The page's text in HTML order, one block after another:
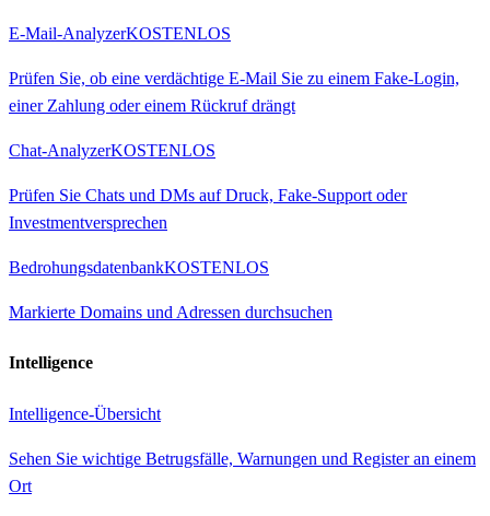
E-Mail-AnalyzerKOSTENLOS
Prüfen Sie, ob eine verdächtige E-Mail Sie zu einem Fake-Login,
einer Zahlung oder einem Rückruf drängt
Chat-AnalyzerKOSTENLOS
Prüfen Sie Chats und DMs auf Druck, Fake-Support oder
Investmentversprechen
BedrohungsdatenbankKOSTENLOS
Markierte Domains und Adressen durchsuchen
Intelligence
Intelligence-Übersicht
Sehen Sie wichtige Betrugsfälle, Warnungen und Register an einem
Ort